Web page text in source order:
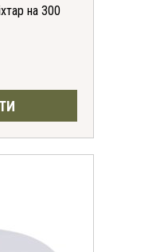
на 300